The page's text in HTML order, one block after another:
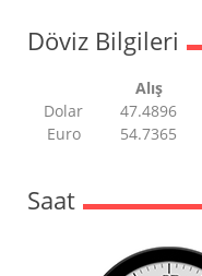
Döviz Bilgileri
Alış
Dolar
47.4896
Euro
54.7365
Saat